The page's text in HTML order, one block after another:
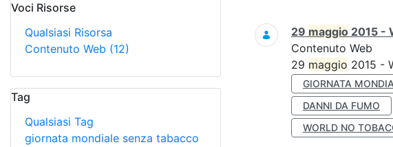
Voci Risorse
Qualsiasi Risorsa
Contenuto Web (12)
Tag
Qualsiasi Tag
giornata mondiale senza tabacco
Ricerca
29 maggio 2015 -
Contenuto Web
29 maggio 2015 -
GIORNATA
DANNI DA FUMO
WORLD NO